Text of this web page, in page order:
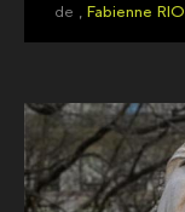
de , Fabienne RIO